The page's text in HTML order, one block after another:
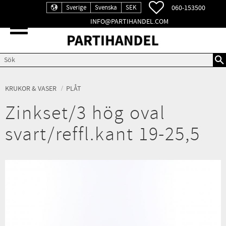
Sverige Svenska SEK FAVORITER
060-153500
INFO@PARTIHANDEL.COM
KRUKOR & VASER PLÅT
Zinkset/3 hög oval
svart/reffl.kant 19-25,5